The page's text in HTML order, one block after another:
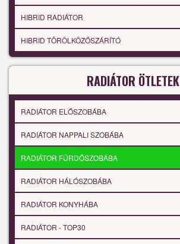
HIBRID RADIÁTOR
HIBRID TÖRÖLKÖZŐSZÁRÍTÓ
RADIÁTOR ÖTLETEK
RADIÁTOR ELŐSZOBÁBA
RADIÁTOR NAPPALI SZOBÁBA
RADIÁTOR FÜRDŐSZOBÁBA
RADIÁTOR HÁLÓSZOBÁBA
RADIÁTOR KONYHÁBA
RADIÁTOR - TOP30